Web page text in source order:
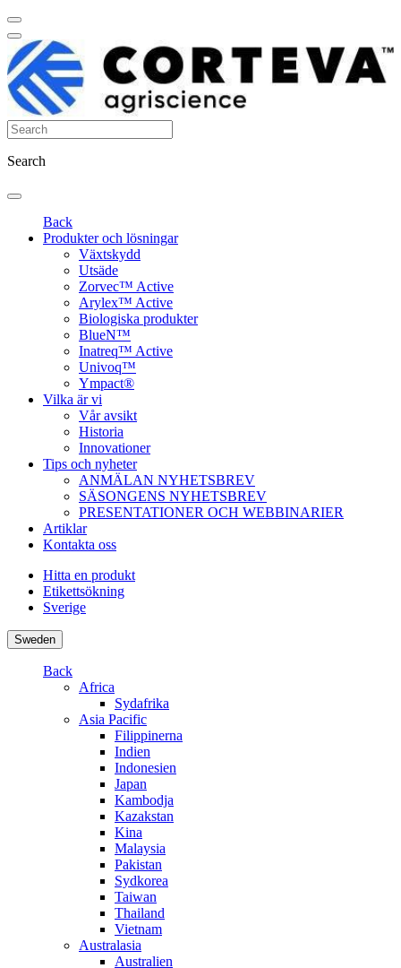
Search
Back
Produkter och lösningar
Växtskydd
Utsäde
Zorvec™ Active
Arylex™ Active
Biologiska produkter
BlueN™
Inatreq™ Active
Univoq™
Ympact®
Vilka är vi
Vår avsikt
Historia
Innovationer
Tips och nyheter
ANMÄLAN NYHETSBREV
SÄSONGENS NYHETSBREV
PRESENTATIONER OCH WEBBINARIER
Artiklar
Kontakta oss
Hitta en produkt
Etikettsökning
Sverige
Sweden
Back
Africa
Sydafrika
Asia Pacific
Filippinerna
Indien
Indonesien
Japan
Kambodja
Kazakstan
Kina
Malaysia
Pakistan
Sydkorea
Taiwan
Thailand
Vietnam
Australasia
Australien